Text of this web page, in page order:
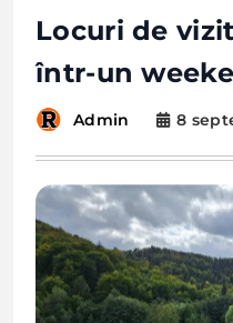
Locuri de
într-un
Admin 8